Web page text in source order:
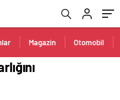
Magazin Otomobil